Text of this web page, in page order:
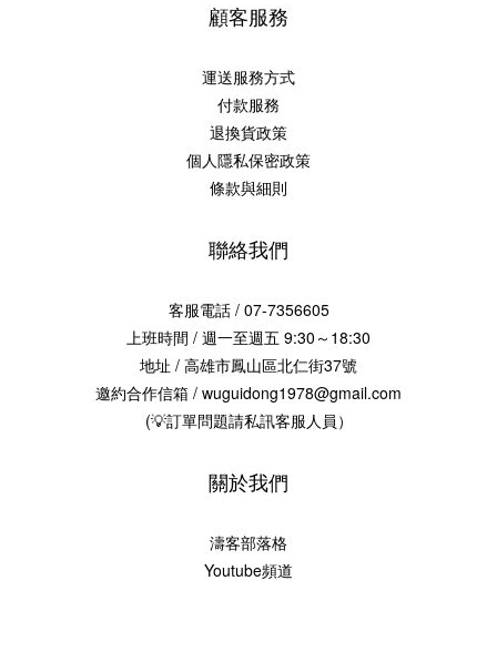
顧客服務
運送服務方式
付款服務
退換貨政策
個人隱私保密政策
條款與細則
聯絡我們
客服電話 / 07-7356605
上班時間 / 週一至週五 9:30～18:30
地址 / 高雄市鳳山區北仁街37號
邀約合作信箱 / wuguidong1978@gmail.com
(💡訂單問題請私訊客服人員）
關於我們
濤客部落格
Youtube頻道